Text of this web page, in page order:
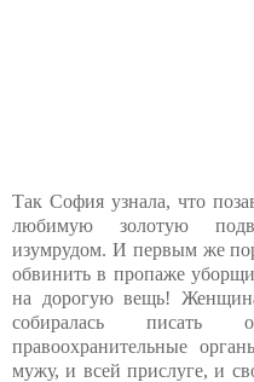
Так София узнала, что
любимую золотую
изумрудом. И первым же
обвинить в пропаже
на дорогую вещь!
собиралась писать
правоохранительные
мужу, и всей прислуге, и